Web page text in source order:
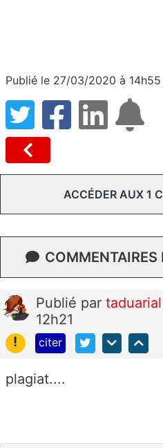
Publié le 27/03/2020 à 14h55
ACCÉDER AUX 1
COMMENTAIRES
Publié par taduarial
12h21
!
citer
plagiat....